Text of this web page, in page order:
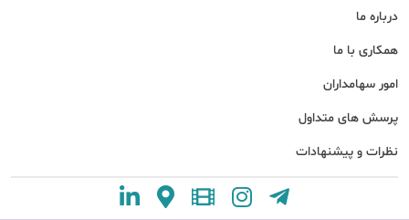
درباره ما
همکاری با ما
امور سهامداران
پرسش های متداول
نظرات و پیشنهادات